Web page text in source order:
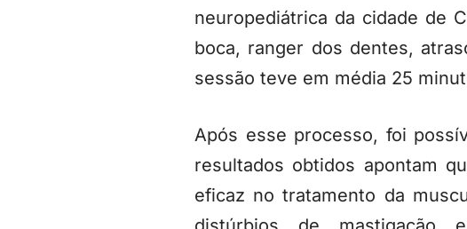
neuropediátrica da cidade de
boca, ranger dos dentes,
sessão teve em média 25
Após esse processo, foi
resultados obtidos apontam
eficaz no tratamento da